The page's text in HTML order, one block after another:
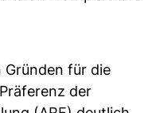
für die
der